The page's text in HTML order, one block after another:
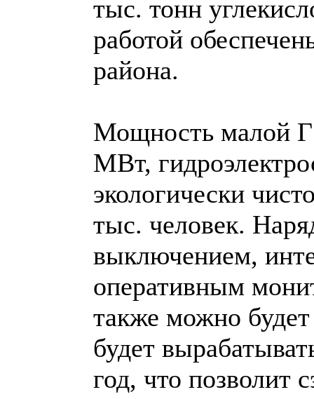
тыс. тонн
работой
района.
Мощность малой
МВт,
экологически
тыс. человек.
выключением,
оперативным
также можно
будет
год, что позволит